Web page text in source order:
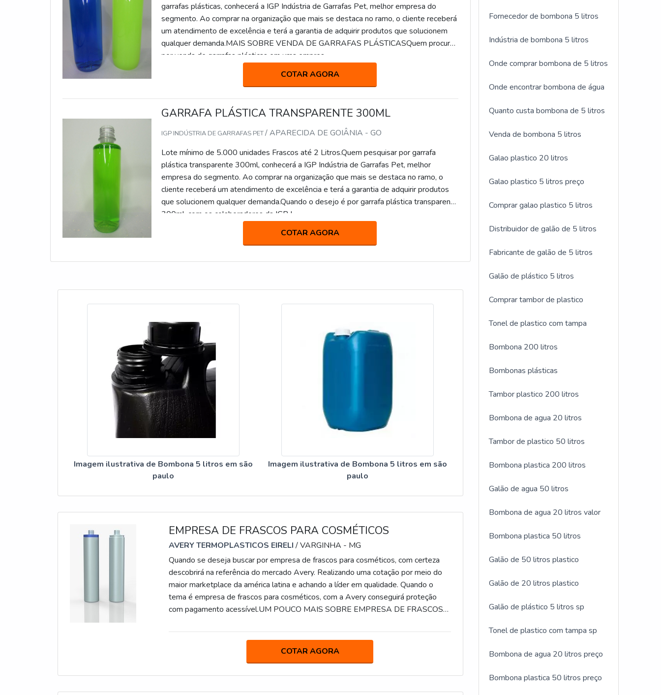
garrafas plásticas, conhecerá a IGP Indústria de Garrafas Pet, melhor empresa do
segmento. Ao comprar na organização que mais se destaca no ramo, o cliente receberá
um atendimento de excelência e terá a garantia de adquirir produtos que solucionem
qualquer demanda.MAIS SOBRE VENDA DE GARRAFAS PLÁSTICASQuem procura
por venda de garrafas plásticas em uma empres...
COTAR AGORA
GARRAFA PLÁSTICA TRANSPARENTE 300ML
IGP INDÚSTRIA DE GARRAFAS PET/ APARECIDA DE GOIÂNIA - GO
Lote mínimo de 5.000 unidades Frascos até 2 Litros.Quem pesquisar por garrafa
plástica transparente 300ml, conhecerá a IGP Indústria de Garrafas Pet, melhor
empresa do segmento. Ao comprar na organização que mais se destaca no ramo, o
cliente receberá um atendimento de excelência e terá a garantia de adquirir produtos
que solucionem qualquer demanda.Quando o desejo é por garrafa plástica transparente
300ml, com os colaboradores da IGP I...
COTAR AGORA
Imagem ilustrativa de Bombona 5 litros em são
paulo
Imagem ilustrativa de Bombona 5 litros em são
paulo
EMPRESA DE FRASCOS PARA COSMÉTICOS
AVERY TERMOPLASTICOS EIRELI/ VARGINHA - MG
Quando se deseja buscar por empresa de frascos para cosméticos, com certeza
descobrirá na referência do mercado Avery. Realizando uma cotação por meio do
maior marketplace da américa latina e achando a líder em qualidade. Quando o
tema é empresa de frascos para cosméticos, com a Avery conseguirá proteção
com pagamento acessível.UM POUCO MAIS SOBRE EMPRESA DE FRASCOS
excelência em sua área de atuação. A Avery canaliza sua energia em proporcionar
aos clientes uma estrutura com: Escritório de alta qualidade onde são realizadas
COTAR AGORA
Fornecedor de bombona 5 litros
Indústria de bombona 5 litros
Onde comprar bombona de 5 litros
Onde encontrar bombona de água
Quanto custa bombona de 5 litros
Venda de bombona 5 litros
Galao plastico 20 litros
Galao plastico 5 litros preço
Comprar galao plastico 5 litros
Distribuidor de galão de 5 litros
Fabricante de galão de 5 litros
Galão de plástico 5 litros
Comprar tambor de plastico
Tonel de plastico com tampa
Bombona 200 litros
Bombonas plásticas
Tambor plastico 200 litros
Bombona de agua 20 litros
Tambor de plastico 50 litros
Bombona plastica 200 litros
Galão de agua 50 litros
Bombona de agua 20 litros valor
Bombona plastica 50 litros
Galão de 50 litros plastico
Galão de 20 litros plastico
Galão de plástico 5 litros sp
Tonel de plastico com tampa sp
Bombona de agua 20 litros preço
Bombona plastica 50 litros preço